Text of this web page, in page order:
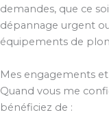
demandes, que ce
dépannage urgent
équipements de
Mes engagements
Quand vous me
bénéficiez de :